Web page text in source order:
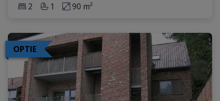
2 1 90 m²
OPTIE